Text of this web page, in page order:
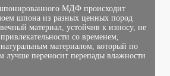
МДФ происходит
шпона из разных ценных пород
материал, устойчив к износу, не
привлекательности со временем,
натуральным материалом, который по
лучше переносит перепады влажности